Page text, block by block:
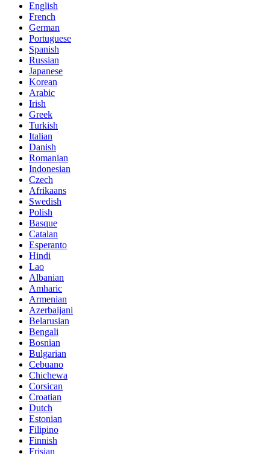
English
French
German
Portuguese
Spanish
Russian
Japanese
Korean
Arabic
Irish
Greek
Turkish
Italian
Danish
Romanian
Indonesian
Czech
Afrikaans
Swedish
Polish
Basque
Catalan
Esperanto
Hindi
Lao
Albanian
Amharic
Armenian
Azerbaijani
Belarusian
Bengali
Bosnian
Bulgarian
Cebuano
Chichewa
Corsican
Croatian
Dutch
Estonian
Filipino
Finnish
Frisian